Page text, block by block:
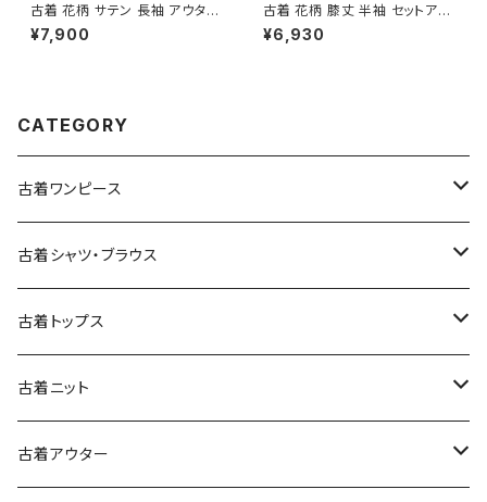
古着 花柄 サテン 長袖 アウター
羽織り 水色 (ttu2501122)
¥7,900
古着 花柄 膝丈 半袖 セットアッ
プ 青 (oa2607082)
¥6,930
CATEGORY
古着ワンピース
古着長袖ワンピース
古着半袖ワンピース
古着ノースリーブワンピース
古着キャミソールワンピース
古着シャツ・ブラウス
古着長袖シャツ・ブラウス
古着半袖シャツ・ブラウス
古着ノースリーブシャツ・ブラウス
古着トップス
古着スウェット&パーカー
古着スウェット
古着プルオーバー
古着ニット
古着セーター
古着アウター